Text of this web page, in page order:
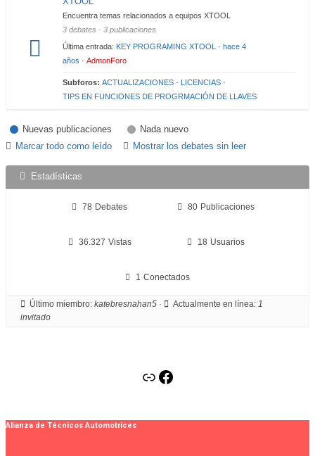
Encuentra temas relacionados a equipos XTOOL
3 debates · 3 publicaciones
Última entrada: KEY PROGRAMING XTOOL · hace 4
años · AdmonForo
Subforos: ACTUALIZACIONES · LICENCIAS ·
TIPS EN FUNCIONES DE PROGRMACIÓN DE LLAVES
Nuevas publicaciones
Nada nuevo
Marcar todo como leído
Mostrar los debates sin leer
Estadísticas
78 Debates 80 Publicaciones
36.327 Vistas 18 Usuarios
1 Conectados
Último miembro: katebresnahan5 · Actualmente en línea: 1
invitado
Alianza de Técnicos Automotrices